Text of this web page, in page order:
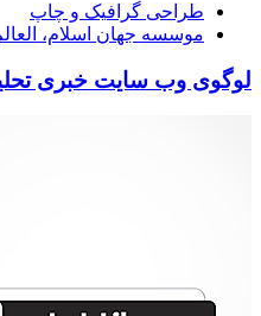
طراحی گرافیک و چاپ
موسسه جهان اسلام،
لوگوی وب سایت خبری